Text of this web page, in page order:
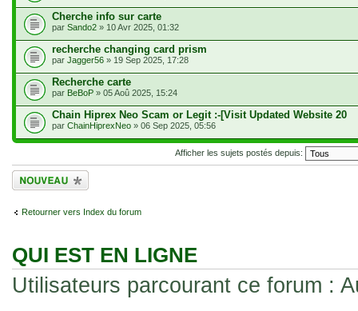
Cherche info sur carte
par Sando2 » 10 Avr 2025, 01:32
recherche changing card prism
par Jagger56 » 19 Sep 2025, 17:28
Recherche carte
par BeBoP » 05 Aoû 2025, 15:24
Chain Hiprex Neo Scam or Legit :-[Visit Updated Website 20
par ChainHiprexNeo » 06 Sep 2025, 05:56
Afficher les sujets postés depuis:
Écrire un nouveau
sujet
Retourner vers Index du forum
QUI EST EN LIGNE
Utilisateurs parcourant ce forum :